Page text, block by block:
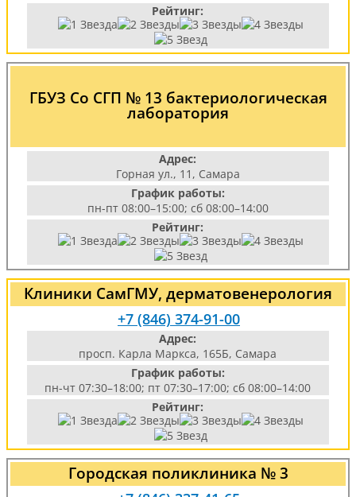
Рейтинг:
ГБУЗ Со СГП № 13 бактериологическая
лаборатория
Адрес:
Горная ул., 11, Самара
График работы:
пн-пт 08:00–15:00; сб 08:00–14:00
Рейтинг:
Клиники СамГМУ, дерматовенерология
+7 (846) 374-91-00
Адрес:
просп. Карла Маркса, 165Б, Самара
График работы:
пн-чт 07:30–18:00; пт 07:30–17:00; сб 08:00–14:00
Рейтинг:
Городская поликлиника № 3